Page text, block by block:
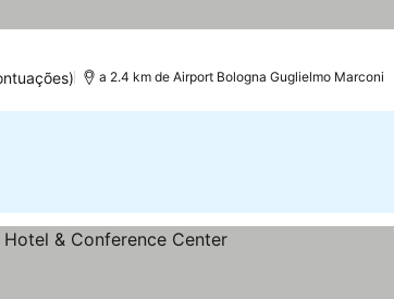
a 2.4 km de Airport Bologna Guglielmo Marconi